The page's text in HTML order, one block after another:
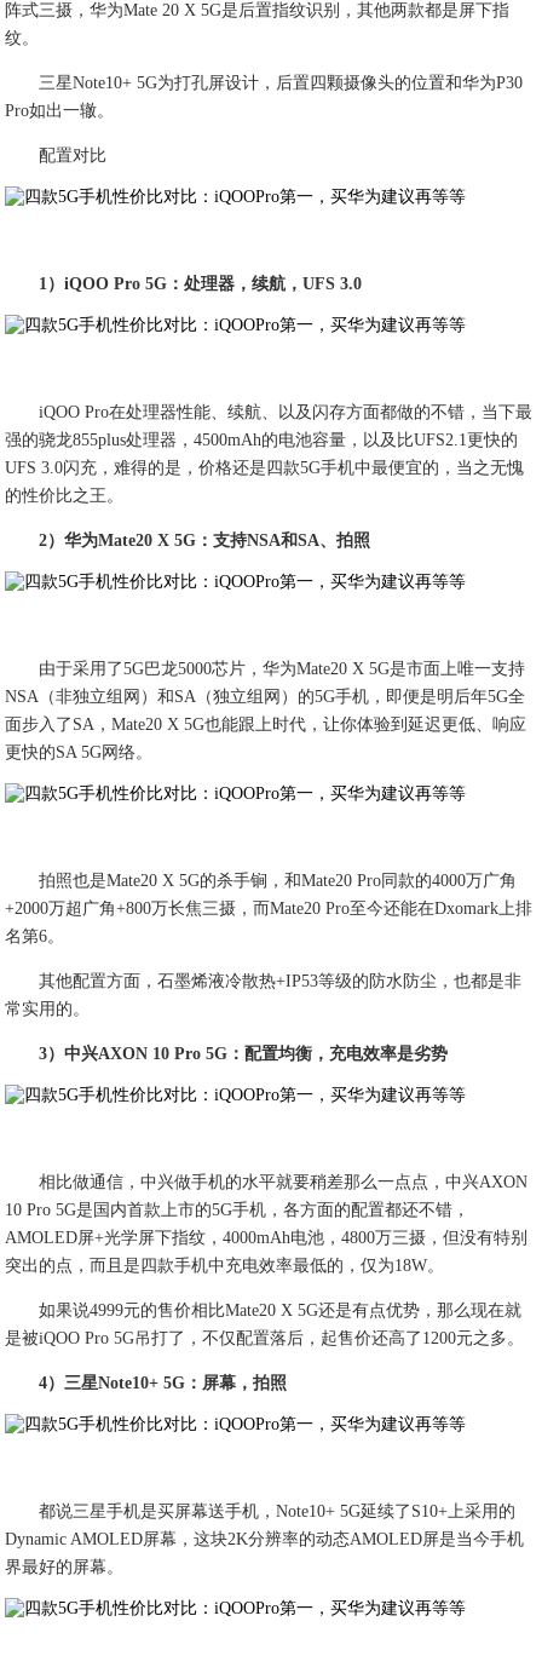
阵式三摄，华为Mate 20 X 5G是后置指纹识别，其他两款都是屏下指
纹。
三星Note10+ 5G为打孔屏设计，后置四颗摄像头的位置和华为P30
Pro如出一辙。
配置对比
1）iQOO Pro 5G：处理器，续航，UFS 3.0
iQOO Pro在处理器性能、续航、以及闪存方面都做的不错，当下最
强的骁龙855plus处理器，4500mAh的电池容量，以及比UFS2.1更快的
UFS 3.0闪充，难得的是，价格还是四款5G手机中最便宜的，当之无愧
的性价比之王。
2）华为Mate20 X 5G：支持NSA和SA、拍照
由于采用了5G巴龙5000芯片，华为Mate20 X 5G是市面上唯一支持
NSA（非独立组网）和SA（独立组网）的5G手机，即便是明后年5G全
面步入了SA，Mate20 X 5G也能跟上时代，让你体验到延迟更低、响应
更快的SA 5G网络。
拍照也是Mate20 X 5G的杀手锏，和Mate20 Pro同款的4000万广角
+2000万超广角+800万长焦三摄，而Mate20 Pro至今还能在Dxomark上排
名第6。
其他配置方面，石墨烯液冷散热+IP53等级的防水防尘，也都是非
常实用的。
3）中兴AXON 10 Pro 5G：配置均衡，充电效率是劣势
相比做通信，中兴做手机的水平就要稍差那么一点点，中兴AXON
10 Pro 5G是国内首款上市的5G手机，各方面的配置都还不错，
AMOLED屏+光学屏下指纹，4000mAh电池，4800万三摄，但没有特别
突出的点，而且是四款手机中充电效率最低的，仅为18W。
如果说4999元的售价相比Mate20 X 5G还是有点优势，那么现在就
是被iQOO Pro 5G吊打了，不仅配置落后，起售价还高了1200元之多。
4）三星Note10+ 5G：屏幕，拍照
都说三星手机是买屏幕送手机，Note10+ 5G延续了S10+上采用的
Dynamic AMOLED屏幕，这块2K分辨率的动态AMOLED屏是当今手机
界最好的屏幕。